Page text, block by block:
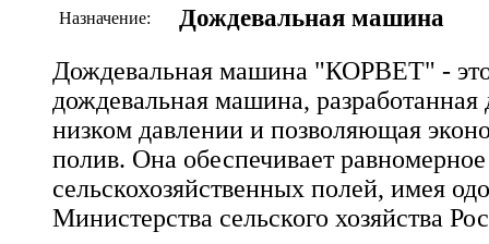
Назначение: Дождевальная машина
Дождевальная машина "КОРВЕТ" - это
дождевальная машина,
низком давлении и позволяющая
полив. Она обеспечивает
сельскохозяйственных полей, имея
Министерства сельского хозяйства